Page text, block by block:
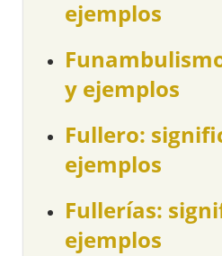
ejemplos
y ejemplos
Fullero:
ejemplos
Fullerías:
ejemplos